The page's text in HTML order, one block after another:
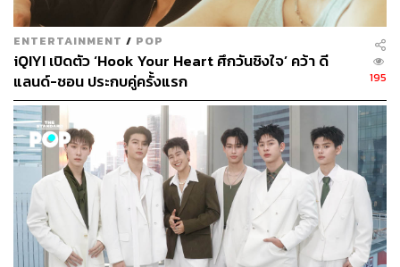
ผู้เขียนมีโอกาสพูดคุยกับพี่โขมก่อนที่ซีรีส์เรื่องนี้จะออนแอร์
เขาเล่าว่าพยายามจะตัดซีนโรแมนติกแบบคลิเช (จำเจ) แบบซี
รีส์วายเดิมๆ ออกไป แต่ใส่ความจิ้นเข้าไปในฉากแอ็กชัน
ต่างๆ ที่มีความแนบชิดระหว่างบอดี้การ์ดกับเจ้านายแทน ซึ่ง
มันก็เกิดขึ้นได้จริงๆ และทำงานกับความรู้สึกคนดูได้ดีเสีย
ด้วย ยิ่งผสมกับเคมีของสองนักแสดงนำแล้วยิ่งทำให้ซีรีส์เรื่อง
นี้น่าติดตาม ในขณะที่แคสติ้งของนักแสดงในบทบาทอื่นๆ ก็
ENTERTAINMENT / POP
iQIYI เปิดตัว ‘Hook Your Heart ศึกวันชิงใจ’ คว้า ดี
แลนด์-ชอน ประกบคู่ครั้งแรก
195